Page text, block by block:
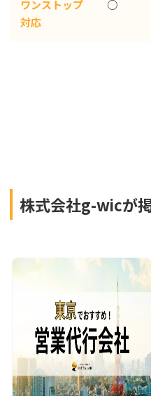
ワンストップ
対応
○
株式会社g-wicが